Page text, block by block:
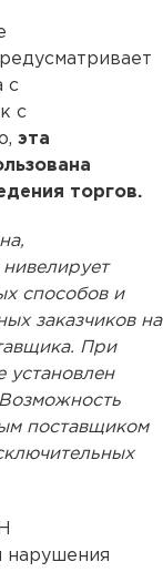
с
с
эта
торгов.
способов и
заказчиков на
При
установлен
поставщиком
нарушения